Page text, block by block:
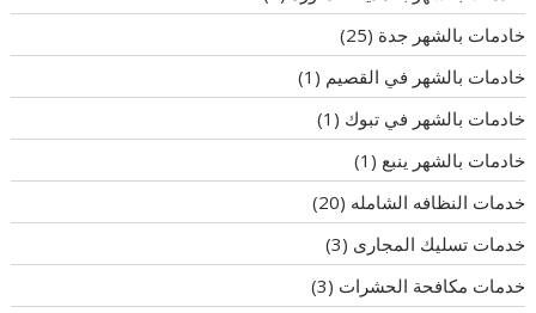
خادمات بالشهر جدة (25)
خادمات بالشهر في القصيم (1)
خادمات بالشهر في تبوك (1)
خادمات بالشهر ينبع (1)
خدمات النظافه الشامله (20)
خدمات تسليك المجارى (3)
خدمات مكافحة الحشرات (3)